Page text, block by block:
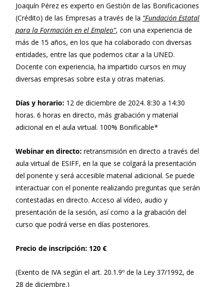
Joaquín Pérez es experto en Gestión de las Bonificaciones
(Crédito) de las Empresas a través de la “Fundación Estatal
para la Formación en el Empleo”, con una experiencia de
más de 15 años, en los que ha colaborado con diversas
entidades, entre las que podemos citar a la UNED.
Docente con experiencia, ha impartido cursos en muy
diversas empresas sobre esta y otras materias.
Días y horario: 12 de diciembre de 2024. 8:30 a 14:30
horas. 6 horas en directo, más grabación y material
adicional en el aula virtual. 100% Bonificable*
Webinar en directo: retransmisión en directo a través del
aula virtual de ESIFF, en la que se colgará la presentación
del ponente y será accesible material adicional. Se puede
interactuar con el ponente realizando preguntas que serán
contestadas en directo. Acceso al vídeo, audio y
presentación de la sesión, así como a la grabación del
curso que podrá verse en días posteriores.
Precio de inscripción: 120 €
(Exento de IVA según el art. 20.1.9º de la Ley 37/1992, de
28 de diciembre.)